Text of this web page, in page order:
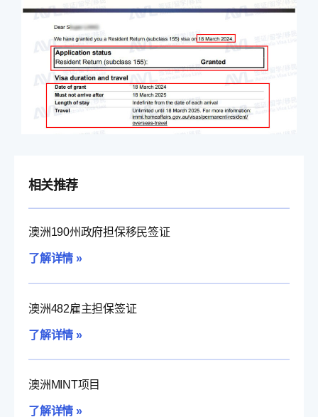
相关推荐
澳洲190州政府担保移民签证
了解详情 »
澳洲482雇主担保签证
了解详情 »
澳洲MINT项目
了解详情 »